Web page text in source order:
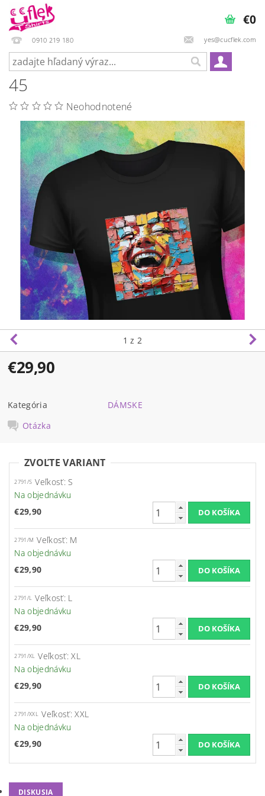
0910 219 180 yes@cucflek.com
€0
45
Neohodnotené
1 z 2
€29,90
Kategória
DÁMSKE
Otázka
ZVOĽTE VARIANT
2791/S Veľkosť: S
Na objednávku
€29,90
2791/M Veľkosť: M
Na objednávku
€29,90
2791/L Veľkosť: L
Na objednávku
€29,90
2791/XL Veľkosť: XL
Na objednávku
€29,90
2791/XXL Veľkosť: XXL
Na objednávku
€29,90
DISKUSIA